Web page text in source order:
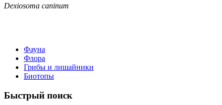
Dexiosoma caninum
Фауна
Флора
Грибы и лишайники
Биотопы
Быстрый поиск